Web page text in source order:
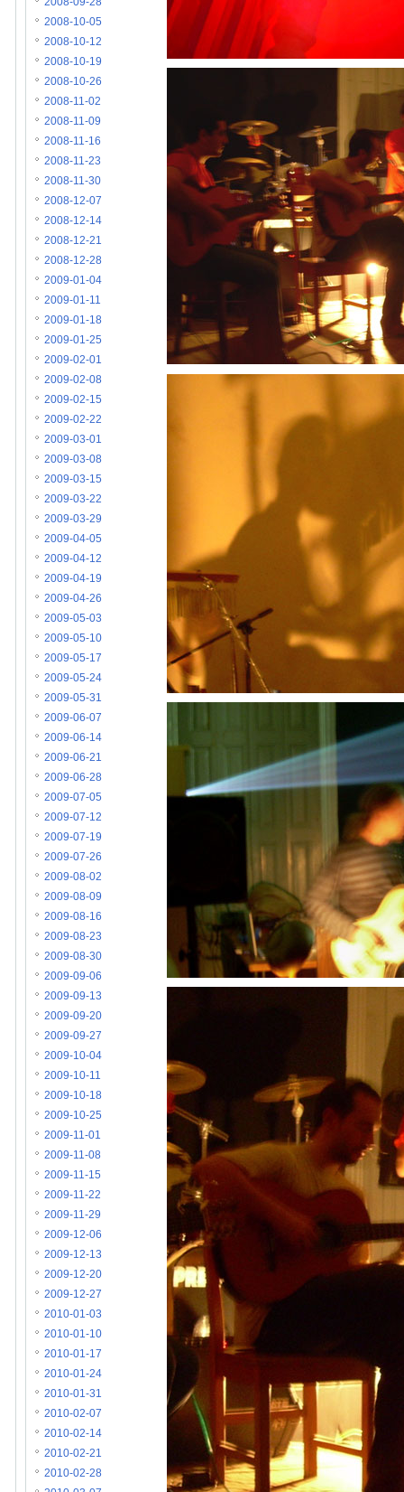
2008-09-28
2008-10-05
2008-10-12
2008-10-19
2008-10-26
2008-11-02
2008-11-09
2008-11-16
2008-11-23
2008-11-30
2008-12-07
2008-12-14
2008-12-21
2008-12-28
2009-01-04
2009-01-11
2009-01-18
2009-01-25
2009-02-01
2009-02-08
2009-02-15
2009-02-22
2009-03-01
2009-03-08
2009-03-15
2009-03-22
2009-03-29
2009-04-05
2009-04-12
2009-04-19
2009-04-26
2009-05-03
2009-05-10
2009-05-17
2009-05-24
2009-05-31
2009-06-07
2009-06-14
2009-06-21
2009-06-28
2009-07-05
2009-07-12
2009-07-19
2009-07-26
2009-08-02
2009-08-09
2009-08-16
2009-08-23
2009-08-30
2009-09-06
2009-09-13
2009-09-20
2009-09-27
2009-10-04
2009-10-11
2009-10-18
2009-10-25
2009-11-01
2009-11-08
2009-11-15
2009-11-22
2009-11-29
2009-12-06
2009-12-13
2009-12-20
2009-12-27
2010-01-03
2010-01-10
2010-01-17
2010-01-24
2010-01-31
2010-02-07
2010-02-14
2010-02-21
2010-02-28